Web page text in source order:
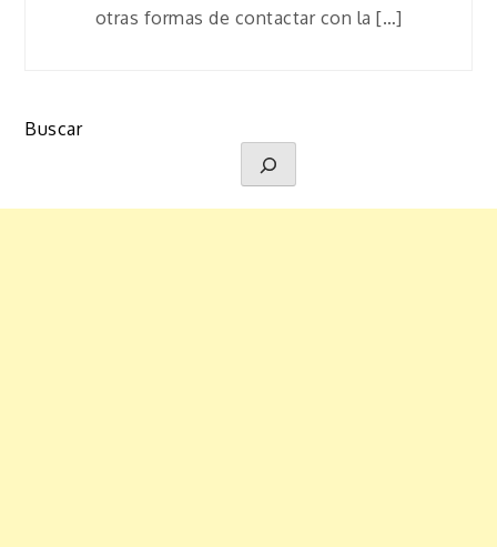
otras formas de contactar con la […]
Buscar